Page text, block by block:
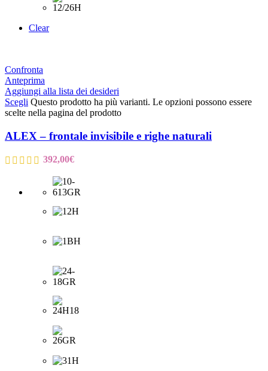
Clear
Confronta
Anteprima
Aggiungi alla lista dei desideri
Scegli Questo prodotto ha più varianti. Le opzioni possono essere
scelte nella pagina del prodotto
ALEX – frontale invisibile e righe naturali
392,00€